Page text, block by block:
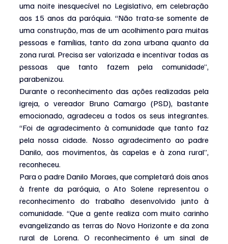
uma noite inesquecível no Legislativo, em celebração
aos 15 anos da paróquia. “Não trata-se somente de
uma construção, mas de um acolhimento para muitas
pessoas e famílias, tanto da zona urbana quanto da
zona rural. Precisa ser valorizada e incentivar todas as
pessoas que tanto fazem pela comunidade”,
parabenizou.
Durante o reconhecimento das ações realizadas pela
igreja, o vereador Bruno Camargo (PSD), bastante
emocionado, agradeceu a todos os seus integrantes.
“Foi de agradecimento à comunidade que tanto faz
pela nossa cidade. Nosso agradecimento ao padre
Danilo, aos movimentos, às capelas e à zona rural”,
reconheceu.
Para o padre Danilo Moraes, que completará dois anos
à frente da paróquia, o Ato Solene representou o
reconhecimento do trabalho desenvolvido junto à
comunidade. “Que a gente realiza com muito carinho
evangelizando as terras do Novo Horizonte e da zona
rural de Lorena. O reconhecimento é um sinal de